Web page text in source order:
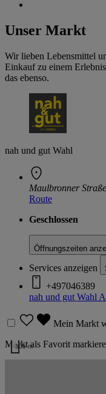
Unser Markt
Wir lieben Lebensmittel
Einkauf zu einem
das ebenso.
nah und gut Wahl
Maulbronner
Route
Geschlossen
Öffnungszeiten
Services anzeigen
+497046389
nah und gut Wahl
Mein Markt
Markt als Favorit
300 m